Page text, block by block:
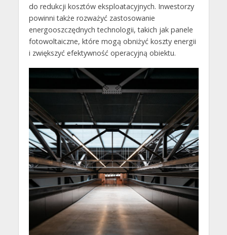
do redukcji kosztów eksploatacyjnych. Inwestorzy
powinni także rozważyć zastosowanie
energooszczędnych technologii, takich jak panele
fotowoltaiczne, które mogą obniżyć koszty energii
i zwiększyć efektywność operacyjną obiektu.